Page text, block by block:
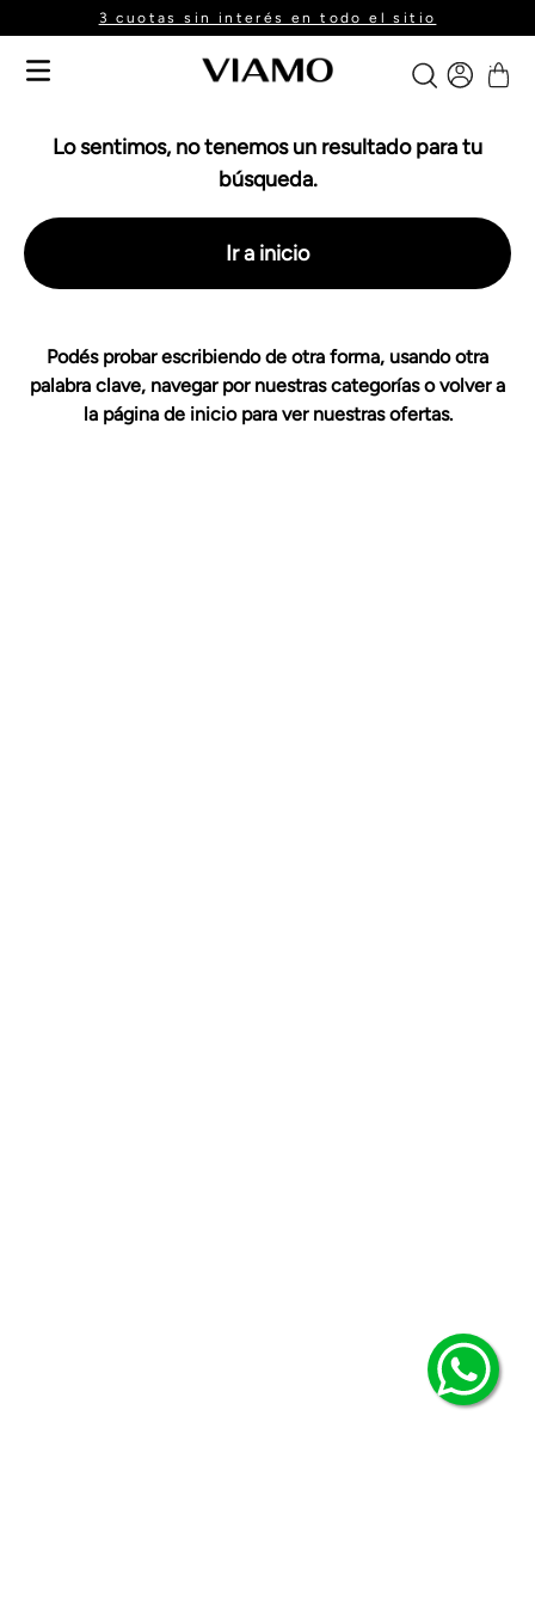
3 cuotas sin interés en todo el sitio
Lo sentimos, no tenemos un resultado para tu
búsqueda.
Ir a inicio
Podés probar escribiendo de otra forma, usando otra
palabra clave, navegar por nuestras categorías o volver a
la página de inicio para ver nuestras ofertas.